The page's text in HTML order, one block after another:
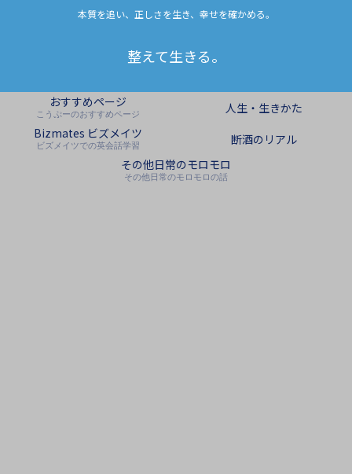
本質を追い、正しさを生き、幸せを確かめる。
整えて生きる。
おすすめページ
こうぷーのおすすめページ
人生・生きかた
Bizmates ビズメイツ
ビズメイツでの英会話学習
断酒のリアル
その他日常のモロモロ
その他日常のモロモロの話